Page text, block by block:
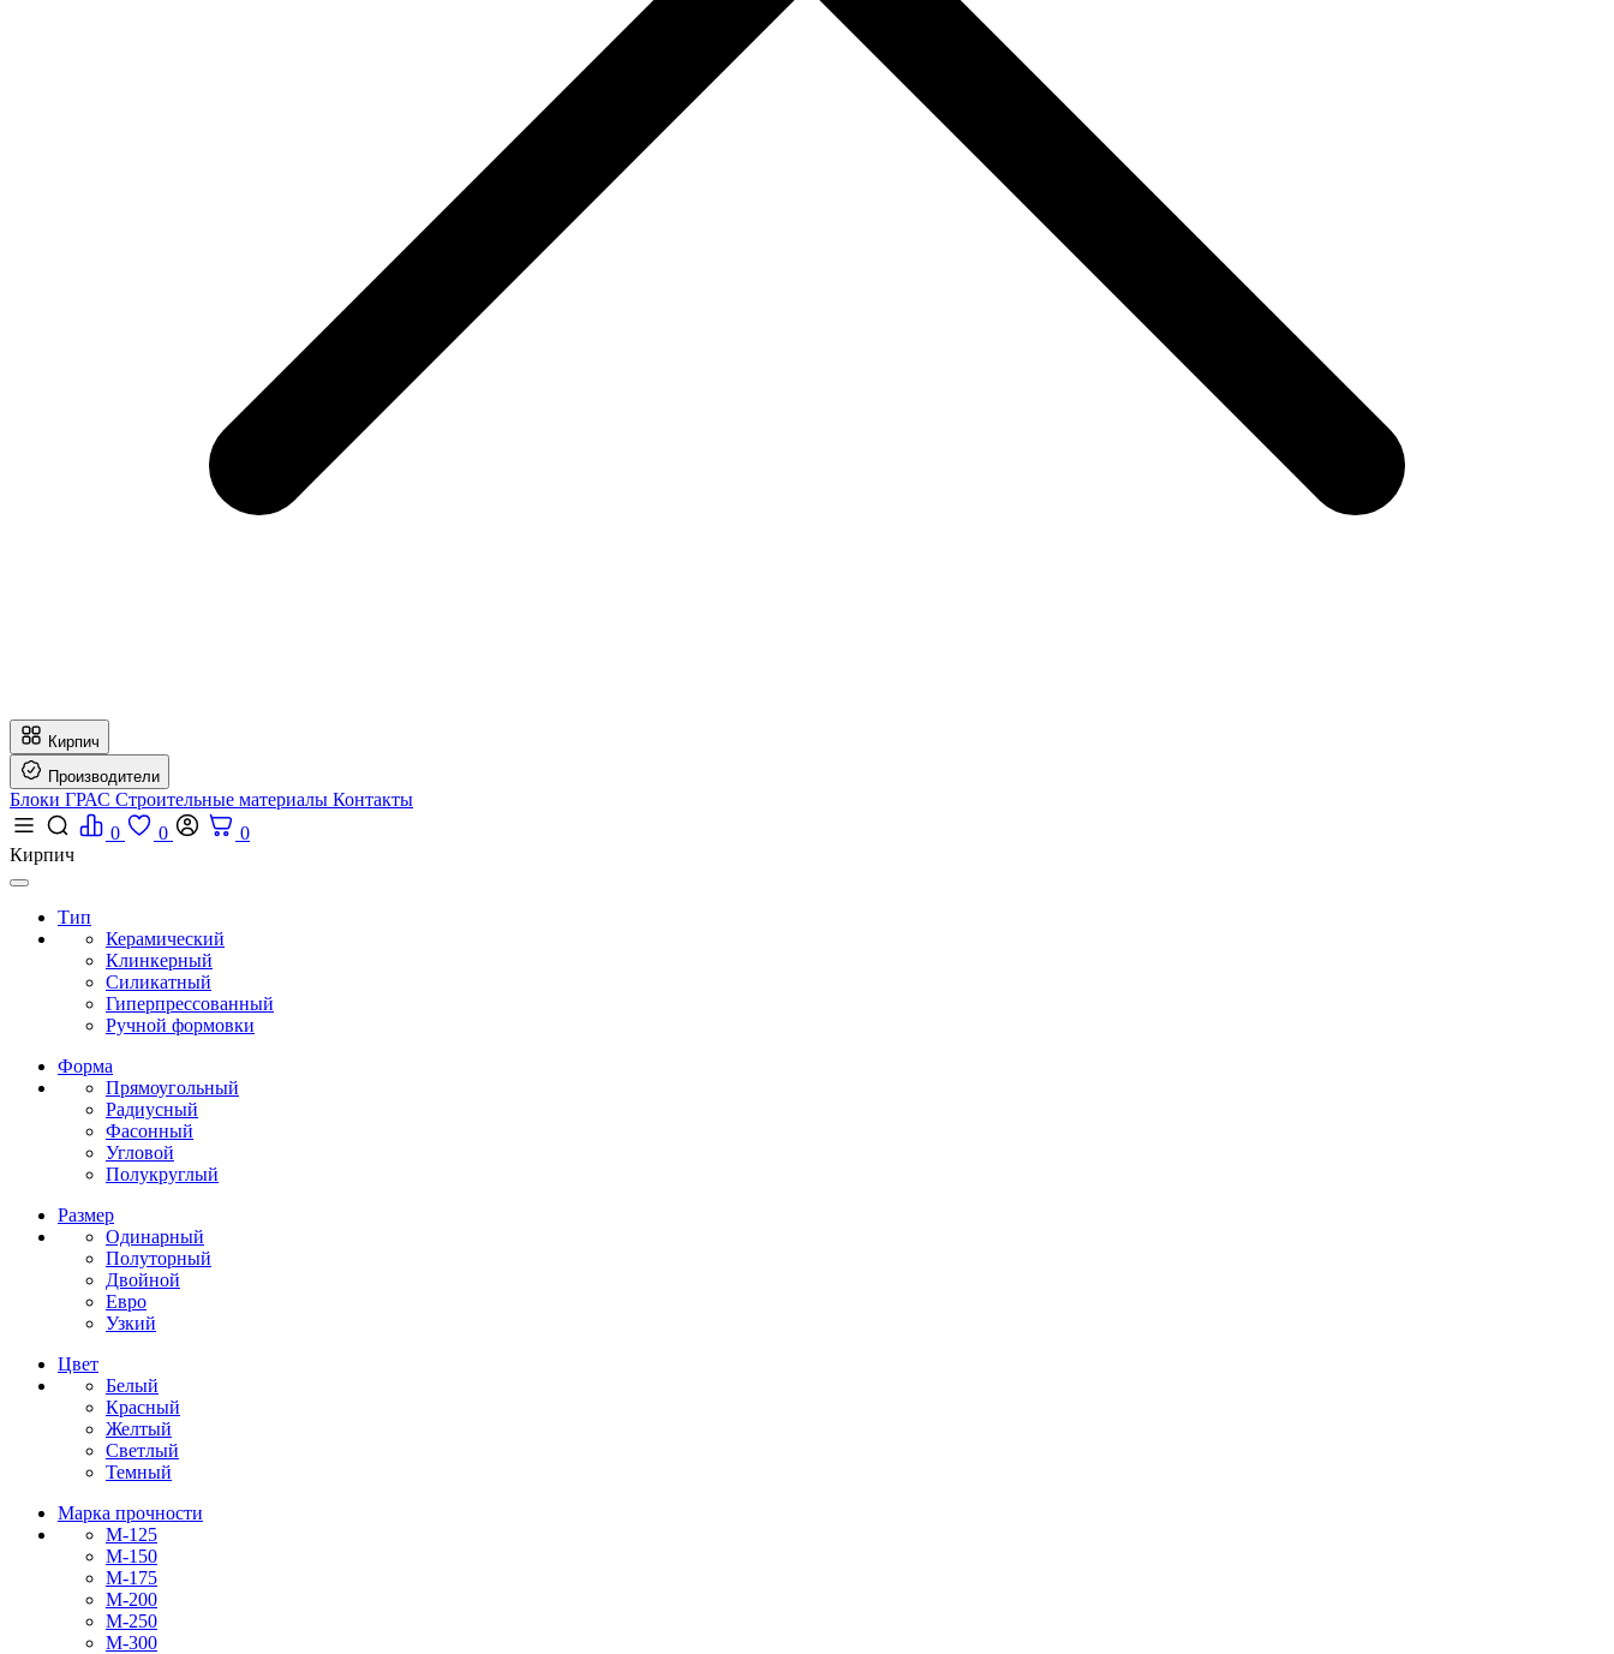
Кирпич
Производители
Блоки ГРАС Строительные материалы Контакты
0
0
0
Кирпич
Тип
Керамический
Клинкерный
Силикатный
Гиперпрессованный
Ручной формовки
Форма
Прямоугольный
Радиусный
Фасонный
Угловой
Полукруглый
Размер
Одинарный
Полуторный
Двойной
Евро
Узкий
Цвет
Белый
Красный
Желтый
Светлый
Темный
Марка прочности
М-125
М-150
М-175
М-200
М-250
М-300